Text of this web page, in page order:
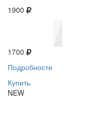
1900
1700
Подробности
Купить
NEW